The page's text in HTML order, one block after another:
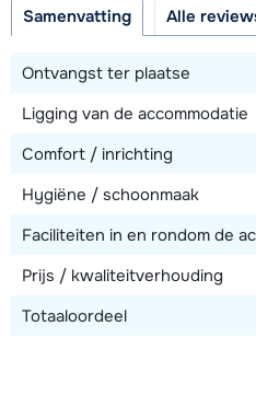
Afstand tot skilift
50 meter
Bekijk kaart
Samenvatting Alle
Ontvangst ter plaatse
Ligging van de accommodatie
Comfort / inrichting
Hygiëne / schoonmaak
Faciliteiten in en rondom de
Prijs / kwaliteitverhouding
Totaaloordeel